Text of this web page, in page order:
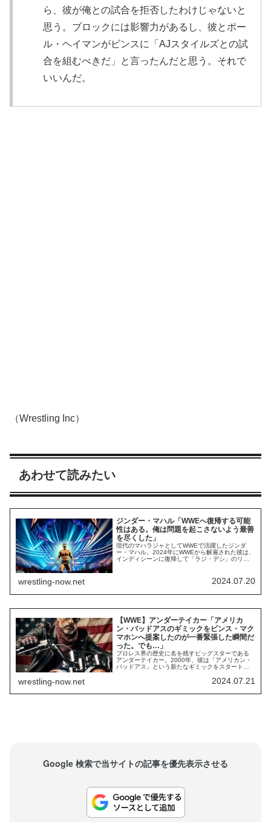
ら、彼が俺との試合を拒否したわけじゃないと
思う。ブロックには影響力があるし、彼とポー
ル・ヘイマンがビンスに「AJスタイルズとの試
合を組むべきだ」と言ったんだと思う。それで
いいんだ。
（Wrestling Inc）
あわせて読みたい
ジンダー・マハル「WWEへ復帰する可能
性はある。俺は問題を起こさないよう最善
を尽くした」
現代のマハラジャとしてWWEで活躍したジンダ
ー・マハル。2024年にWWEから解雇された彼は、
インディシーンに復帰して「ラジ・デシ」のリン
pic.twitter.com/Y67BHa29QA— Dark...
wrestling-now.net 2024.07.20
【WWE】アンダーテイカー「アメリカ
ン・バッドアスのギミックをビンス・マク
マホンへ提案したのが一番緊張した瞬間だ
った。でも…」
プロレス界の歴史に名を残すビッグスターである
アンダーテイカー。2000年、彼は「アメリカン・
バッドアス」という新たなギミックをスタート。
事に受け入れられ、彼のキャリアのハイライトの1
「アメリカン・バッドアス」として番組に登場す
wrestling-now.net 2024.07.21
Google 検索で当サイトの記事を優先表示させる